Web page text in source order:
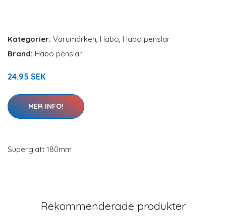
Kategorier: Varumärken, Habo, Habo penslar
Brand: Habo penslar
24.95 SEK
MER INFO!
Superglatt 180mm
Rekommenderade produkter